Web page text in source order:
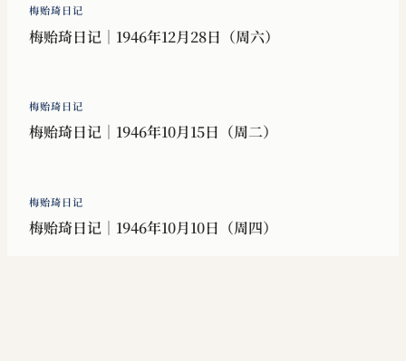
梅贻琦日记
梅贻琦日记｜1946年12月28日（周六）
梅贻琦日记
梅贻琦日记｜1946年10月15日（周二）
梅贻琦日记
梅贻琦日记｜1946年10月10日（周四）